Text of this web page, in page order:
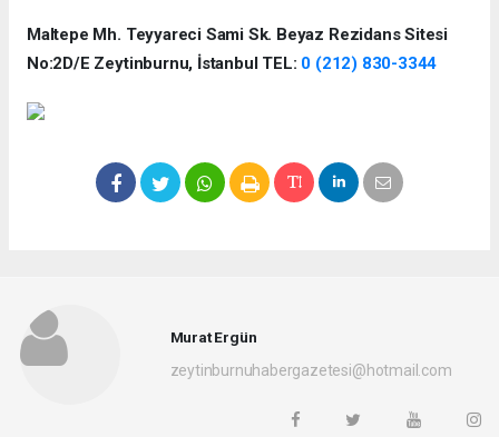
Maltepe Mh. Teyyareci Sami Sk. Beyaz Rezidans Sitesi
No:2D/E Zeytinburnu, İstanbul TEL: 0 (212) 830-3344
Murat Ergün
zeytinburnuhabergazetesi@hotmail.com